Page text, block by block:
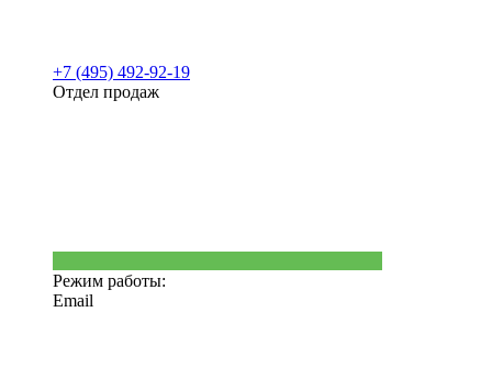
+7 (495) 492-92-19
Отдел продаж
Режим работы:
Email